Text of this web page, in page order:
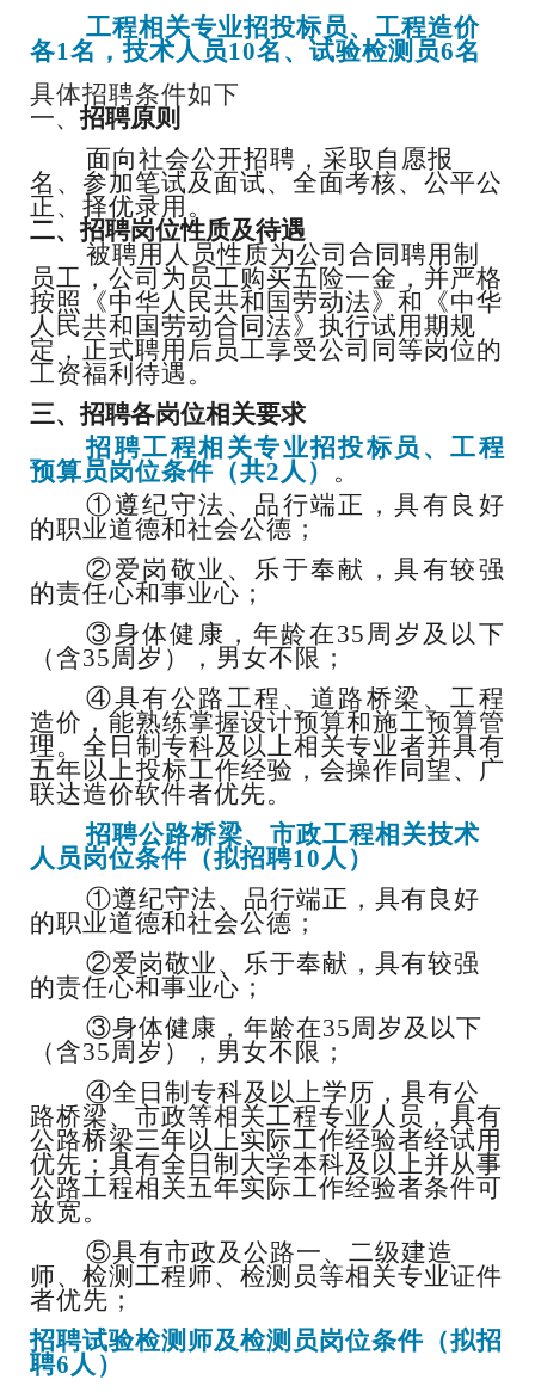
工程相关专业招投标员、工程造价
各1名，技术人员10名、试验检测员6名
具体招聘条件如下
一、招聘原则
面向社会公开招聘，采取自愿报
名、参加笔试及面试、全面考核、公平公
正、择优录用。
二、招聘岗位性质及待遇
被聘用人员性质为公司合同聘用制
员工 ，公司为员工购买五险一金 ， 并严格
按照《中华人民共和国劳动法》和《中华
人民共和国劳动合同法》执行试用期规
定， 正式聘用后 员工享受公司同等岗位的
工资福利待遇。
三、招聘各岗位相关要求
招聘工程相关专业招投标员、工程
预算员岗位条件（共2人 ） 。
①遵纪守法、品行端正，具有良好
的职业道德和社会公德；
②爱岗敬业、乐于奉献，具有较强
的责任心和事业心；
③身体健康，年龄在35周岁及以下
（含35周岁），男女不限；
④具有公路工程、道路桥梁、工程
造价，能熟练掌握设计预算和施工预算管
理。全日制专科及以上相关专业者并具有
五年以上投标工作经验，会操作同望、广
联达造价软件者优先。
招聘公路桥梁、市政工程相关技术
人员岗位条件（拟招聘10人）
①遵纪守法、品行端正，具有良好
的职业道德和社会公德；
②爱岗敬业、乐于奉献，具有较强
的责任心和事业心；
③身体健康，年龄在35周岁及以下
（含35周岁），男女不限；
④全日制专科及以上学历，具有公
路桥梁、市政等相关工程专业人员，具有
公路桥梁三年以上实际工作经验者经试用
优先；具有全日制大学本科及以上并从事
公路工程相关五年实际工作经验者条件可
放宽。
⑤具有市政及公路一、二级建造
师、检测工程师、检测员等相关专业证件
者优先；
招聘试验检测师及检测员岗位条件（拟招
聘6人）